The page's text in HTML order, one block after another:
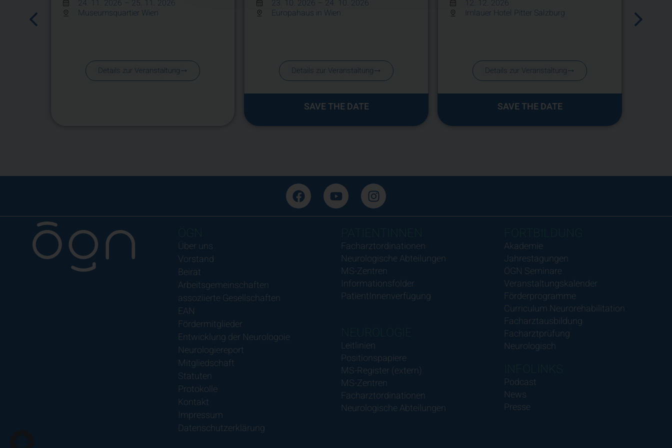
24. 11. 2026 – 25. 11. 2026
Museumsquartier Wien
Details zur Veranstaltung
23. 10. 2026 – 24. 10. 2026
Europahaus in Wien
Details zur Veranstaltung
SAVE THE DATE
12. 12. 2026
Imlauer Hotel Pitter Salzburg
Details zur Veranstaltung
SAVE THE DATE
Über uns
Vorstand
Beirat
Arbeitsgemeinschaften
assoziierte Gesellschaften
EAN
Fördermitglieder
Entwicklung der Neurologoie
Neurologiereport
Mitgliedschaft
Statuten
Protokolle
Kontakt
Impressum
Datenschutzerklärung
Facharztordinationen
Neurologische Abteilungen
MS-Zentren
Informationsfolder
PatientInnenverfügung
Leitlinien
Positionspapiere
MS-Register (extern)
MS-Zentren
Facharztordinationen
Neurologische Abteilungen
Akademie
Jahrestagungen
ÖGN Seminare
Veranstaltungskalender
Förderprogramme
Curriculum Neurorehabilitation
Facharztausbildung
Facharztprüfung
Neurologisch
Podcast
News
Presse